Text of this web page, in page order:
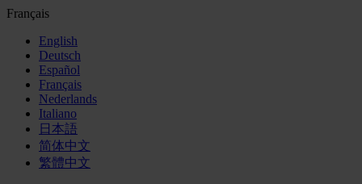
Français
English
Deutsch
Español
Français
Nederlands
Italiano
日本語
简体中文
繁體中文